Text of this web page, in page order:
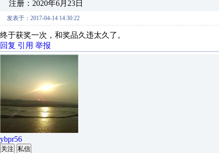
注册：2020年6月23日
发表于：2017-04-14 14:30:22
终于获奖一次，和奖品久违太久了。
回复 引用 举报
ybpr56
关注 私信